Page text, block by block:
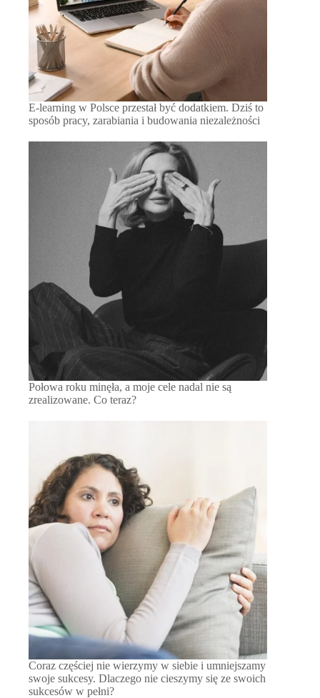
E-learning w Polsce przestał być dodatkiem. Dziś to
sposób pracy, zarabiania i budowania niezależności
Połowa roku minęła, a moje cele nadal nie są
zrealizowane. Co teraz?
Coraz częściej nie wierzymy w siebie i umniejszamy
swoje sukcesy. Dlaczego nie cieszymy się ze swoich
sukcesów w pełni?